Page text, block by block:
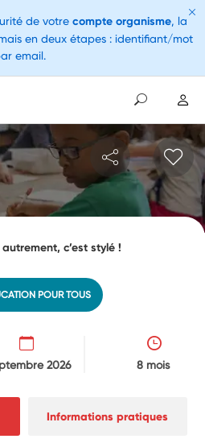
c’est stylé !
POUR TOUS
2026 8 mois
Informations pratiques
de votre compte organisme, la
en deux étapes : identifiant/mot
email.